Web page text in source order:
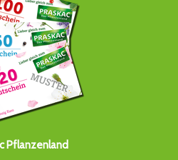
Pflanzenland